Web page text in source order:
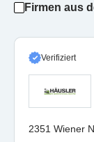
Firmen aus
Verifiziert
2351 Wiener